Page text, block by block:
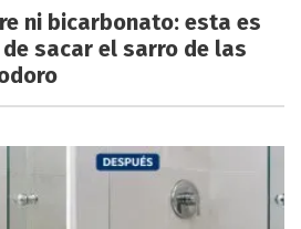
ni bicarbonato: esta es
de sacar el sarro de las